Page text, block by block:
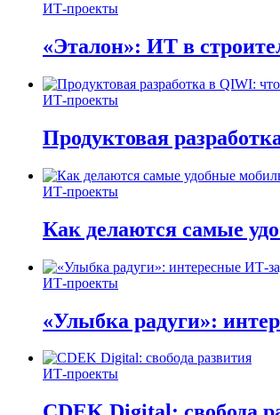
ИТ-проекты
«Эталон»: ИТ в
ИТ-проекты
Продуктовая
ИТ-проекты
Как делаются самые
ИТ-проекты
«Улыбка радуги»:
ИТ-проекты